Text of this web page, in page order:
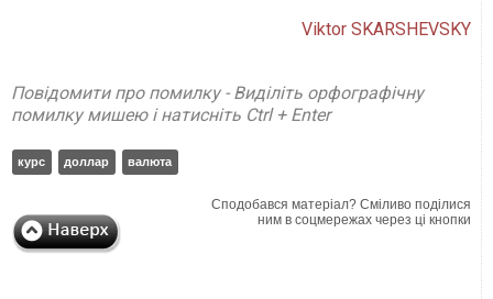
Viktor SKARSHEVSKY
Повідомити про помилку - Виділіть орфографічну
помилку мишею і натисніть Ctrl + Enter
курс доллар валюта
Сподобався матеріал? Сміливо поділися
ним в соцмережах через ці кнопки